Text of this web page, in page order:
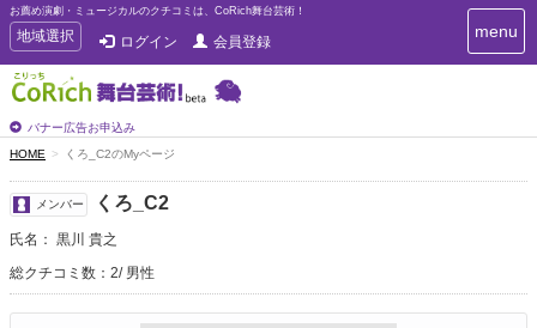
お薦め演劇・ミュージカルのクチコミは、CoRich舞台芸術！
T
o
g
g
e
n
a
v
i
g
t
i
地域選択 ログイン 会員登録
バナー広告お申込み
T
o
a
t
menu
HOME くろ_C2のMyページ
メンバー くろ_C2
氏名： 黒川 貴之
総クチコミ数：2 男性